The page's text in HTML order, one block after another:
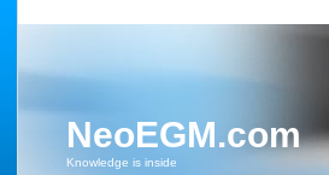
NeoEGM.com
Knowledge is inside